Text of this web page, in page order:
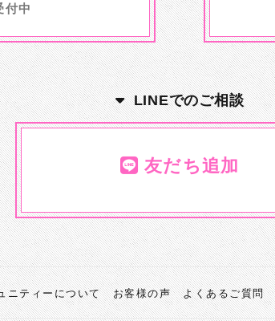
付中
LINEでのご相談
友だち追加
ニティーについて お客様の声 よくあるご質問